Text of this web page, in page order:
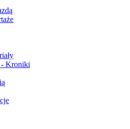
- Kroniki